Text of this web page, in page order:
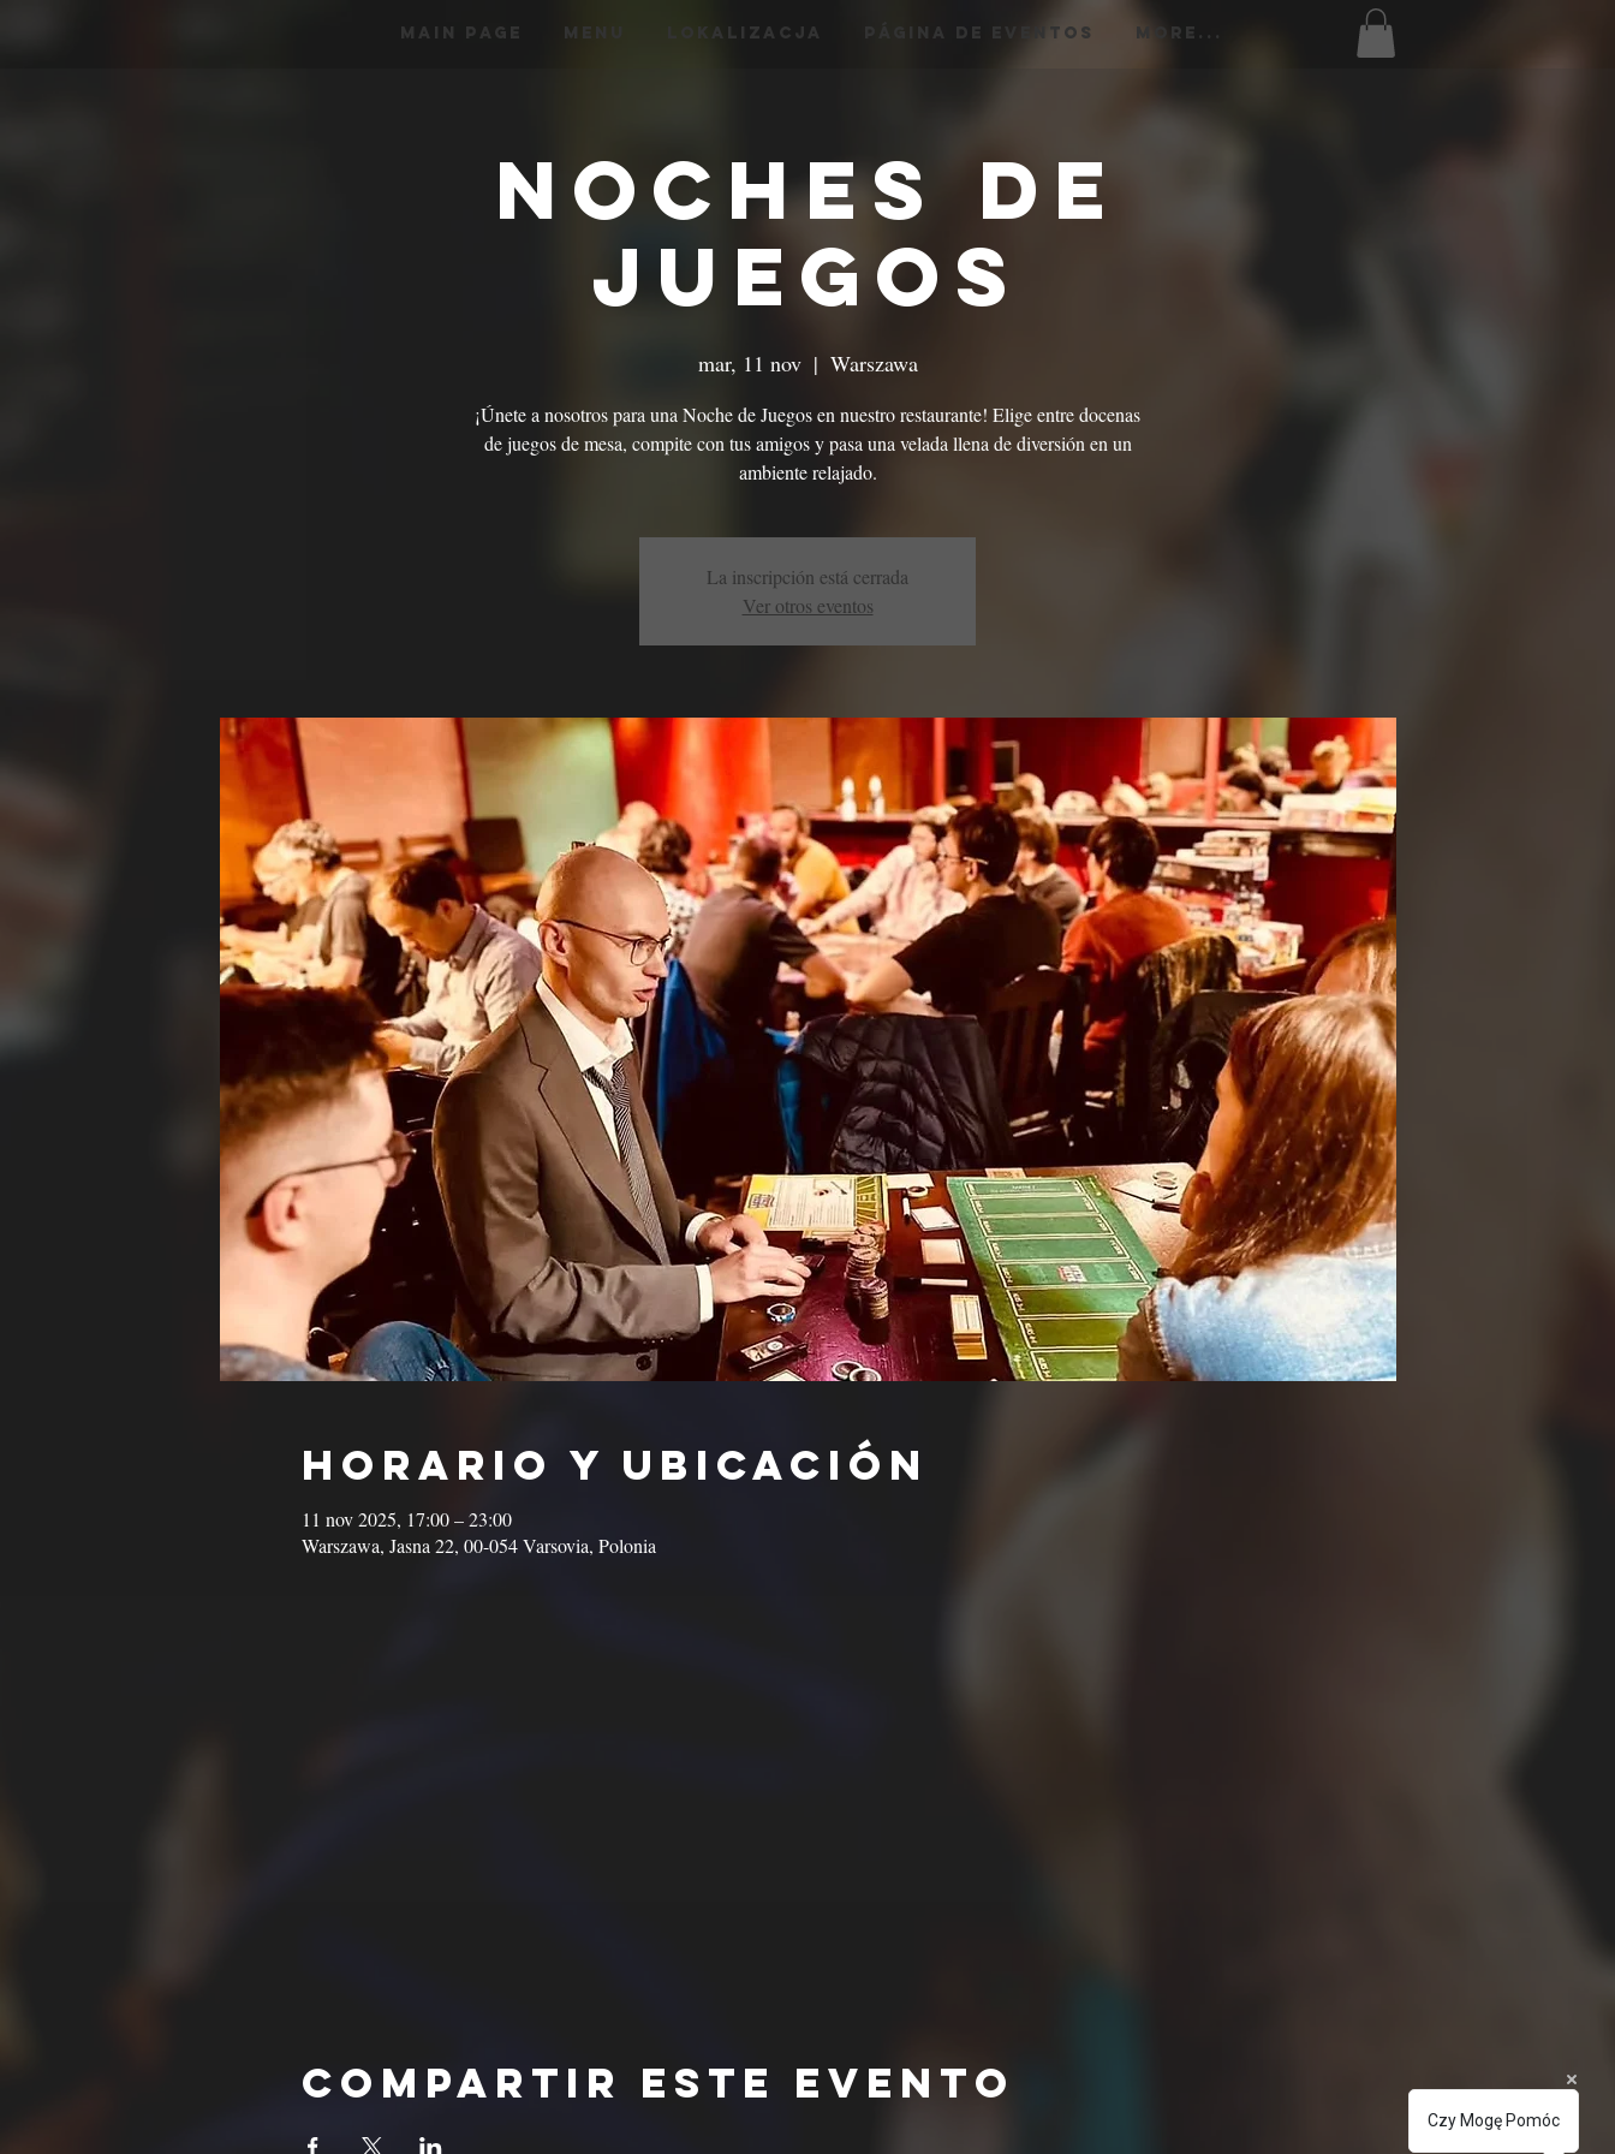
Main Page menu Lokalizacja Página de Eventos More...
Noches de
Juegos
mar, 11 nov
  |
Warszawa
¡Únete a nosotros para una Noche de Juegos en nuestro restaurante! Elige entre docenas
de juegos de mesa, compite con tus amigos y pasa una velada llena de diversión en un
ambiente relajado.
La inscripción está cerrada
Ver otros eventos
Horario y ubicación
11 nov 2025, 17:00 – 23:00
Warszawa, Jasna 22, 00-054 Varsovia, Polonia
Compartir este evento
Czy Mogę Pomóc